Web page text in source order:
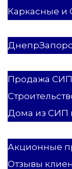
Каркасные и
Днепр
Продажа
Дома из СИП
Акционные
Отзывы